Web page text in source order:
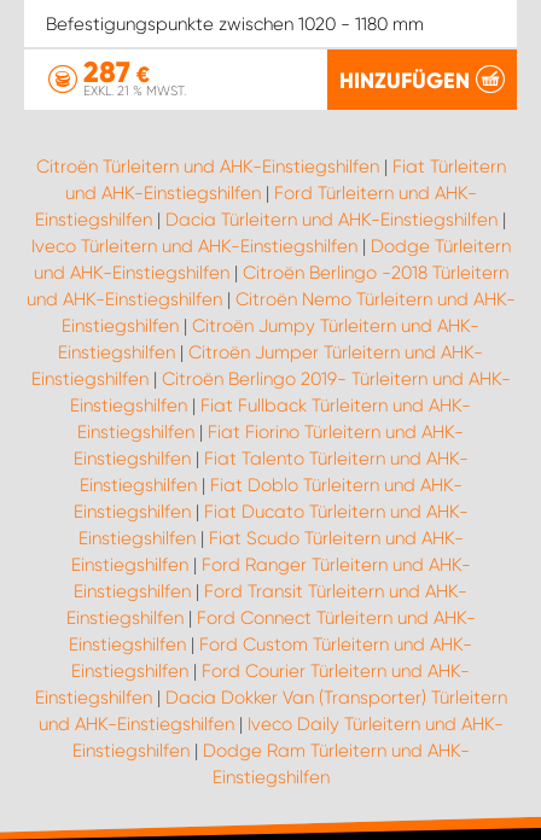
Befestigungspunkte zwischen 1020 - 1180 mm
287 €
EXKL. 21 % MWST. HINZUFÜGEN
Citroën Türleitern und AHK-Einstiegshilfen| Fiat Türleitern
und AHK-Einstiegshilfen| Ford Türleitern und AHK-
Einstiegshilfen | Dacia Türleitern und AHK-Einstiegshilfen |
Iveco Türleitern und AHK-Einstiegshilfen| Dodge Türleitern
und AHK-Einstiegshilfen| Citroën Berlingo -2018 Türleitern
und AHK-Einstiegshilfen| Citroën Nemo Türleitern und AHK-
Einstiegshilfen | Citroën Jumpy Türleitern und AHK-
Einstiegshilfen | Citroën Jumper Türleitern und AHK-
Einstiegshilfen| Citroën Berlingo 2019- Türleitern und AHK-
Einstiegshilfen | Fiat Fullback Türleitern und AHK-
Einstiegshilfen | Fiat Fiorino Türleitern und AHK-
Einstiegshilfen| Fiat Talento Türleitern und AHK-
Einstiegshilfen| Fiat Doblo Türleitern und AHK-
Einstiegshilfen| Fiat Ducato Türleitern und AHK-
Einstiegshilfen| Fiat Scudo Türleitern und AHK-
Einstiegshilfen| Ford Ranger Türleitern und AHK-
Einstiegshilfen | Ford Transit Türleitern und AHK-
Einstiegshilfen| Ford Connect Türleitern und AHK-
Einstiegshilfen | Ford Custom Türleitern und AHK-
Einstiegshilfen | Ford Courier Türleitern und AHK-
Einstiegshilfen| Dacia Dokker Van (Transporter) Türleitern
und AHK-Einstiegshilfen| Iveco Daily Türleitern und AHK-
Einstiegshilfen| Dodge Ram Türleitern und AHK-
Einstiegshilfen